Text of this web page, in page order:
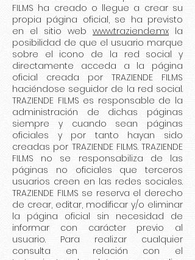
FILMS ha creado o llegue a crear su
propia página oficial, se ha previsto
en el sitio web www.traziende.mx la
posibilidad de que el usuario marque
sobre el icono de la red social y
directamente acceda a la página
oficial creada por TRAZIENDE FILMS
haciéndose seguidor de la red social.
TRAZIENDE FILMS es responsable de la
administración de dichas páginas
siempre y cuando sean páginas
oficiales y por tanto hayan sido
creadas por TRAZIENDE FILMS. TRAZIENDE
FILMS no se responsabiliza de las
páginas no oficiales que terceros
usuarios creen en las redes sociales.
TRAZIENDE FILMS se reserva el derecho
de crear, editar, modificar y/o eliminar
la página oficial sin necesidad de
informar con carácter previo al
usuario. Para realizar cualquier
consulta en relación con el